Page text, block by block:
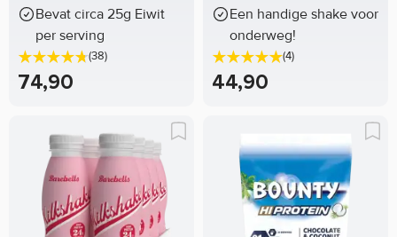
Bevat circa 25g Eiwit
per serving
(38)
74,90
Een handige shake voor
onderweg!
(4)
44,90